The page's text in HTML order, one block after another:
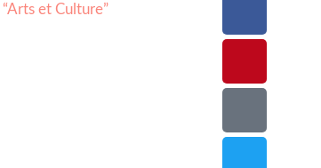
“Arts et Culture”